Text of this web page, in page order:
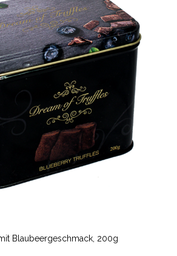
Blaubeergeschmack, 200g